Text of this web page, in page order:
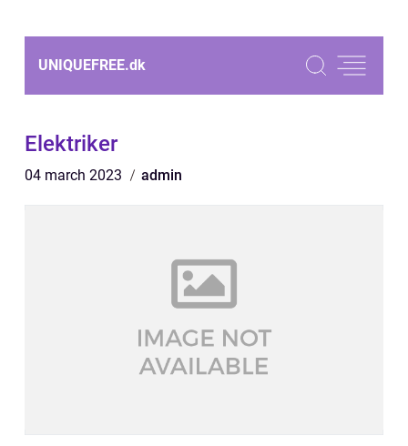
UNIQUEFREE.dk
Elektriker
04 march 2023 admin